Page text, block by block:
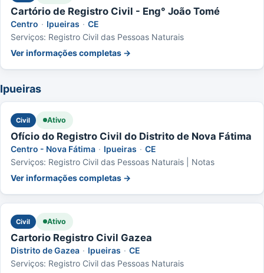
Cartório de Registro Civil - Eng° João Tomé
Centro · Ipueiras · CE
Serviços: Registro Civil das Pessoas Naturais
Ver informações completas →
Ipueiras
Civil Ativo
Ofício do Registro Civil do Distrito de Nova Fátima
Centro - Nova Fátima · Ipueiras · CE
Serviços: Registro Civil das Pessoas Naturais | Notas
Ver informações completas →
Civil Ativo
Cartorio Registro Civil Gazea
Distrito de Gazea · Ipueiras · CE
Serviços: Registro Civil das Pessoas Naturais